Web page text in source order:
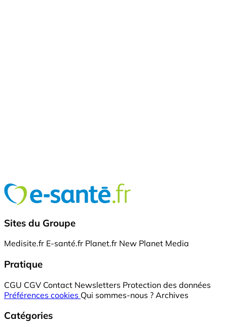
Sites du Groupe
Medisite.fr E-santé.fr Planet.fr New Planet Media
Pratique
CGU CGV Contact Newsletters Protection des données
Préférences cookies Qui sommes-nous ? Archives
Catégories